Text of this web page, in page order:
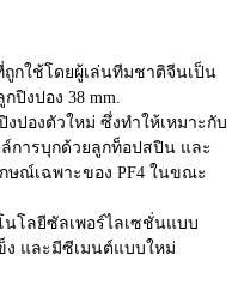
ถูกใช้โดยผู้เล่นทีมชาติจีนเป็น
ปิงปอง 38 mm.
งปองตัวใหม่ ซึ่งทำให้เหมาะกับ
การบุกด้วยลูกท็อปสปิน และ
กษณ์เฉพาะของ PF4 ในขณะ
นโลยีซัลเพอร์ไลเซชั่นแบบ
ง และมีซีเมนต์แบบใหม่